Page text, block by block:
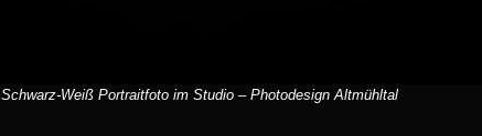
Schwarz-Weiß Portraitfoto im Studio – Photodesign Altmühltal